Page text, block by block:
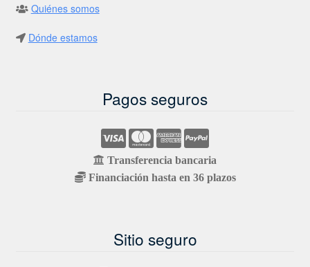
Quiénes somos
Dónde estamos
Pagos seguros
Transferencia bancaria
Financiación hasta en 36 plazos
Sitio seguro